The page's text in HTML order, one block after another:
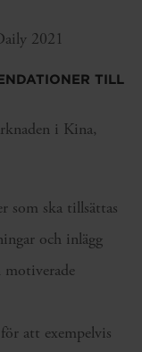
2021
TILL
i Kina,
som ska tillsättas
och inlägg
motiverade
att exempelvis